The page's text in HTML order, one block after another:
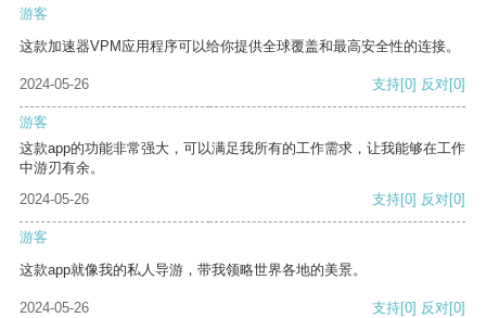
游客
这款加速器VPM应用程序可以给你提供全球覆盖和最高安全性的连接。
2024-05-26 支持[0] 反对[0]
游客
这款app的功能非常强大，可以满足我所有的工作需求，让我能够在工作
中游刃有余。
2024-05-26
支持[0] 反对[0]
游客
这款app就像我的私人导游，带我领略世界各地的美景。
2024-05-26 支持[0] 反对[0]